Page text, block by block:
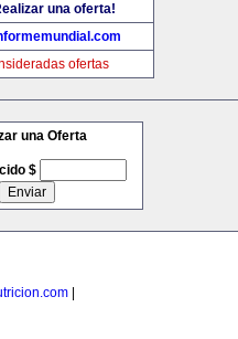
una oferta!
ofertas
una Oferta
$